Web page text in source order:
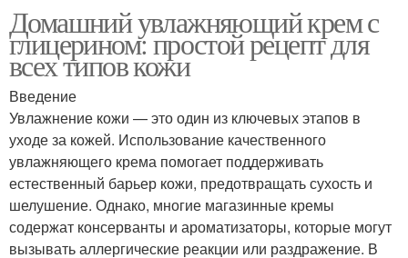
Домашний увлажняющий крем с
глицерином: простой рецепт для
всех типов кожи
Введение
Увлажнение кожи — это один из ключевых этапов в
уходе за кожей. Использование качественного
увлажняющего крема помогает поддерживать
естественный барьер кожи, предотвращать сухость и
шелушение. Однако, многие магазинные кремы
содержат консерванты и ароматизаторы, которые могут
вызывать аллергические реакции или раздражение. В